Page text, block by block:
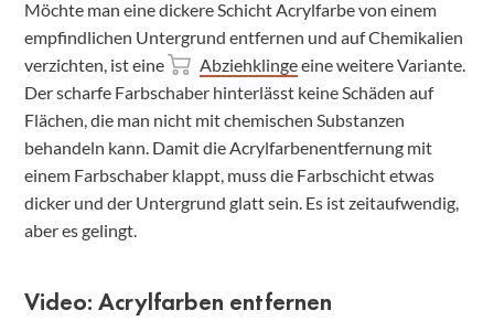
Möchte man eine dickere Schicht Acrylfarbe von einem
empfindlichen Untergrund entfernen und auf Chemikalien
verzichten, ist eine
Abziehklingeeine weitere Variante.
Der scharfe Farbschaber hinterlässt keine Schäden auf
Flächen, die man nicht mit chemischen Substanzen
behandeln kann. Damit die Acrylfarbenentfernung mit
einem Farbschaber klappt, muss die Farbschicht etwas
dicker und der Untergrund glatt sein. Es ist zeitaufwendig,
aber es gelingt.
Video: Acrylfarben entfernen